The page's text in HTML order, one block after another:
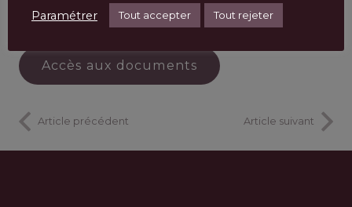
tournée vers l’avenir.
Accès aux documents
Article précédent Article suivant
Paramétrer Tout accepter Tout rejeter